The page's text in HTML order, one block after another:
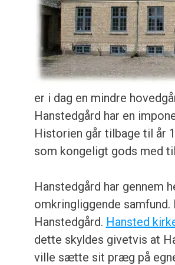
er i dag en mindre
Hanstedgård har en
Historien går tilbage til år
som kongeligt gods med
Hanstedgård har gennem
omkringliggende
Hanstedgård. Hansted
dette skyldes givetvis at
ville sætte sit præg på